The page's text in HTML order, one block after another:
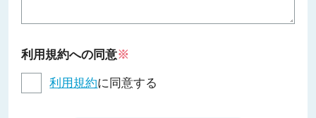
利用規約への同意※
利用規約に同意する